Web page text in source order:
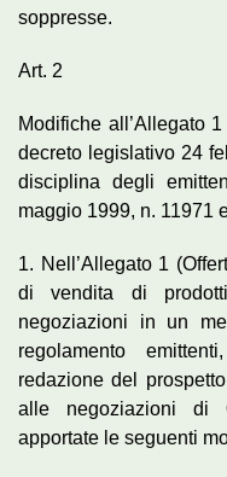
soppresse.
Art. 2
Modifiche all’Allegato
decreto legislativo 24
disciplina degli
maggio 1999, n. 11971
1. Nell’Allegato 1
di vendita di
negoziazioni in un
regolamento
redazione del
alle negoziazioni di
apportate le seguenti